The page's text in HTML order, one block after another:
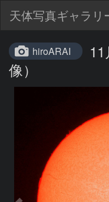
天体写真ギャラリ
hiroARAI
像）